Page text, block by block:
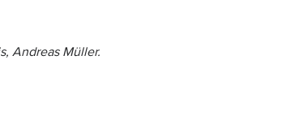
Andreas Müller.